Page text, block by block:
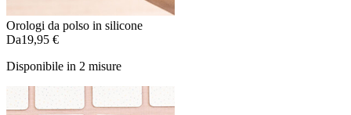
Orologi da polso in silicone
Da19,95 €
Disponibile in 2 misure